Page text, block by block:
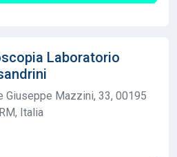
Laboratorio
Giuseppe Mazzini, 33, 00195
Italia